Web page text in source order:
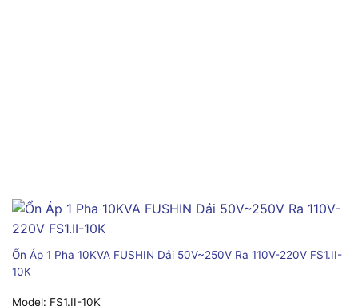
Ổn Áp 1 Pha 10KVA FUSHIN Dải 50V~250V Ra 110V-220V FS1.II-
10K
Model: FS1.II-10K